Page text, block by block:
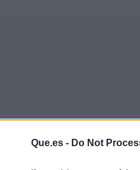
Que.es - Do Not